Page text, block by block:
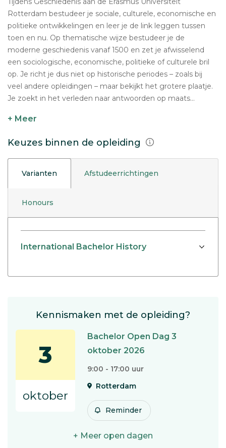
Rotterdam bestudeer je sociale, culturele, economische en
politieke ontwikkelingen en leer je de link leggen tussen
toen en nu. Op thematische wijze bestudeer je de
moderne geschiedenis vanaf 1500 en zet je afwisselend
een sociologische, economische, politieke of culturele bril
op. Je richt je dus niet op historische periodes – zoals bij
veel andere opleidingen – maar bekijkt het grotere plaatje.
Je zoekt in het verleden naar antwoorden op maats...
+ Meer
Keuzes binnen de opleiding
Varianten Afstudeerrichtingen
Honours
International Bachelor History
Kennismaken met de opleiding?
3
oktober
Bachelor Open Dag 3
oktober 2026
9:00 - 17:00 uur
Rotterdam
Reminder
+ Meer open dagen